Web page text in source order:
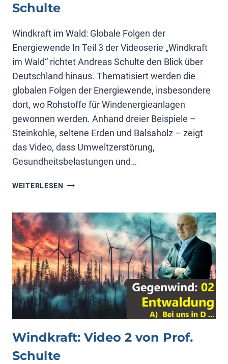
Schulte
Windkraft im Wald: Globale Folgen der
Energiewende In Teil 3 der Videoserie „Windkraft
im Wald“ richtet Andreas Schulte den Blick über
Deutschland hinaus. Thematisiert werden die
globalen Folgen der Energiewende, insbesondere
dort, wo Rohstoffe für Windenergieanlagen
gewonnen werden. Anhand dreier Beispiele –
Steinkohle, seltene Erden und Balsaholz – zeigt
das Video, dass Umweltzerstörung,
Gesundheitsbelastungen und…
WEITERLESEN WINDKRAFT:
VON
PROF.
SCHULTE
Windkraft: Video 2 von Prof.
Schulte